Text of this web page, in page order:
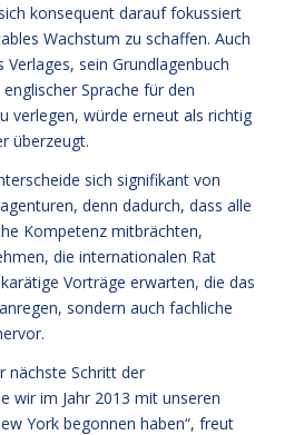
konsequent darauf fokussiert
Wachstum zu schaffen. Auch
Verlages, sein Grundlagenbuch
Sprache für den
verlegen, würde erneut als richtig
überzeugt.
sich signifikant von
denn dadurch, dass alle
Kompetenz mitbrächten,
die internationalen Rat
Vorträge erwarten, die das
sondern auch fachliche
nächste Schritt der
wir im Jahr 2013 mit unseren
York begonnen haben“, freut